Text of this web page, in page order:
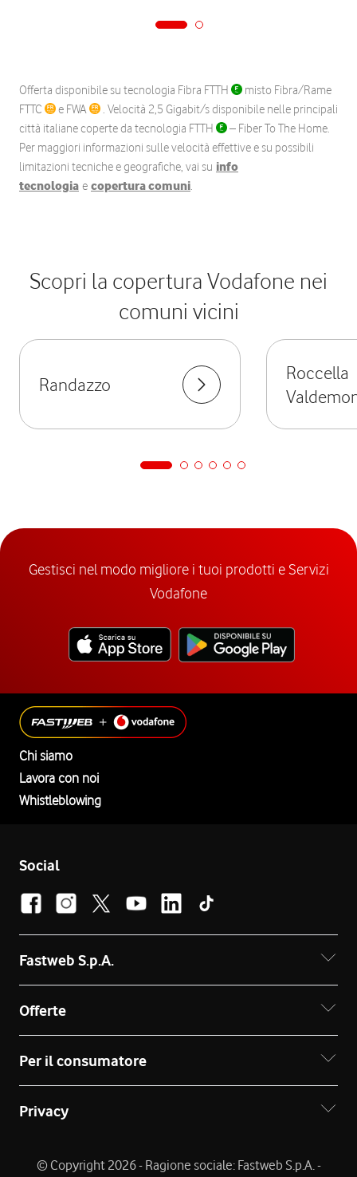
Offerta disponibile su tecnologia Fibra FTTH
misto Fibra/Rame
FTTC
e FWA
. Velocità 2,5 Gigabit/s disponibile nelle principali
città italiane coperte da tecnologia FTTH
– Fiber To The Home.
Per maggiori informazioni sulle velocità effettive e su possibili
limitazioni tecniche e geografiche, vai su info
tecnologia e copertura comuni.
Scopri la copertura Vodafone nei
comuni vicini
Randazzo
Roccella
Gestisci nel modo migliore i tuoi prodotti e Servizi
Vodafone
Chi siamo
Lavora con noi
Whistleblowing
Social
Fastweb S.p.A.
Offerte
Per il consumatore
Privacy
© Copyright 2026 - Ragione sociale: Fastweb S.p.A. -